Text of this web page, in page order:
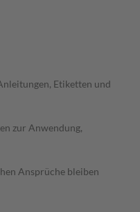
Etiketten und
zur Anwendung,
Ansprüche bleiben